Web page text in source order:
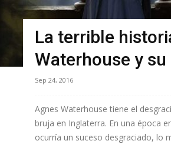
La terrible
Waterhouse y
Sep 24, 2016
Agnes Waterhouse tiene el
bruja en Inglaterra. En una época
ocurría un suceso desgraciado, lo